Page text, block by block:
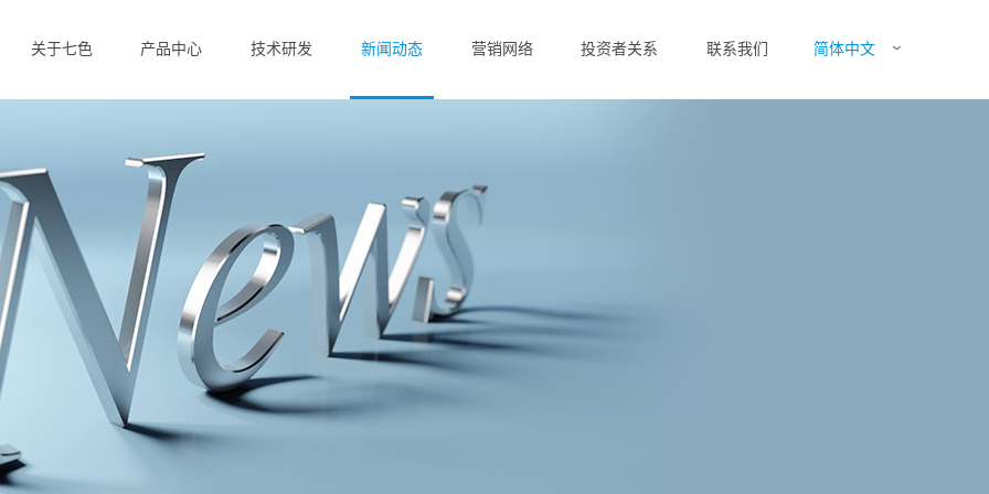
关于七色 产品中心 技术研发 新闻动态 营销网络 投资者关系 联系我们 简体中文